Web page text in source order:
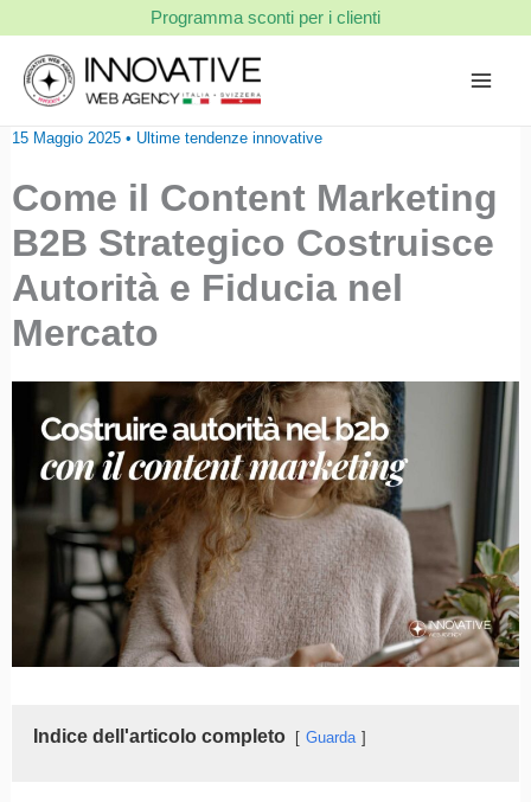
contenuto
Programma sconti per i clienti
15 Maggio 2025 • Ultime tendenze innovative
Come il Content Marketing
B2B Strategico Costruisce
Autorità e Fiducia nel
Mercato
Indice dell'articolo completo Guarda